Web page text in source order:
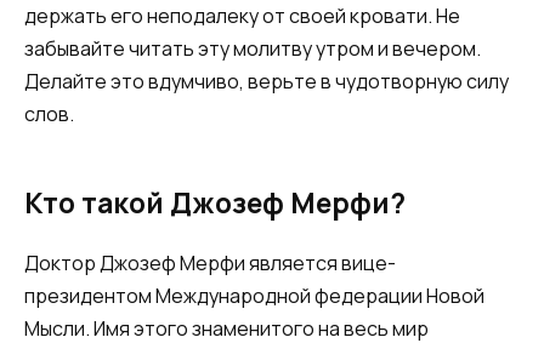
держать его неподалеку от своей кровати. Не
забывайте читать эту молитву утром и вечером.
Делайте это вдумчиво, верьте в чудотворную силу
слов.
Кто такой Джозеф Мерфи?
Доктор Джозеф Мерфи является вице-
президентом Международной федерации Новой
Мысли. Имя этого знаменитого на весь мир